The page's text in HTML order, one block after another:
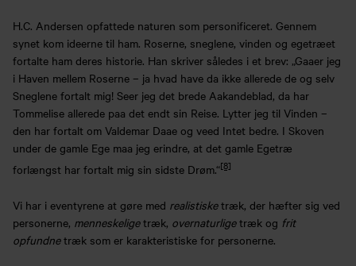
H.C. Andersen opfattede naturen som personificeret. Gennem
synet kom ideerne til ham. Roserne, sneglene, vinden og egetræet
fortalte ham deres historie. Han skriver således i et brev: „Gaaer jeg
i Haven mellem Roserne – ja hvad have da ikke allerede de og selv
Sneglene fortalt mig! Seer jeg det brede Aakandeblad, da har
Tommelise allerede paa det endt sin Reise. Lytter jeg til Vinden –
den har fortalt om Valdemar Daae og veed Intet bedre. I Skoven
under de gamle Ege maa jeg erindre, at det gamle Egetræ
forlængst har fortalt mig sin sidste Drøm.“[8]
Vi har i eventyrene at gøre med realistisketræk, der hæfter sig ved
personerne, menneskeligetræk, overnaturligetræk og frit
opfundnetræk som er karakteristiske for personerne.